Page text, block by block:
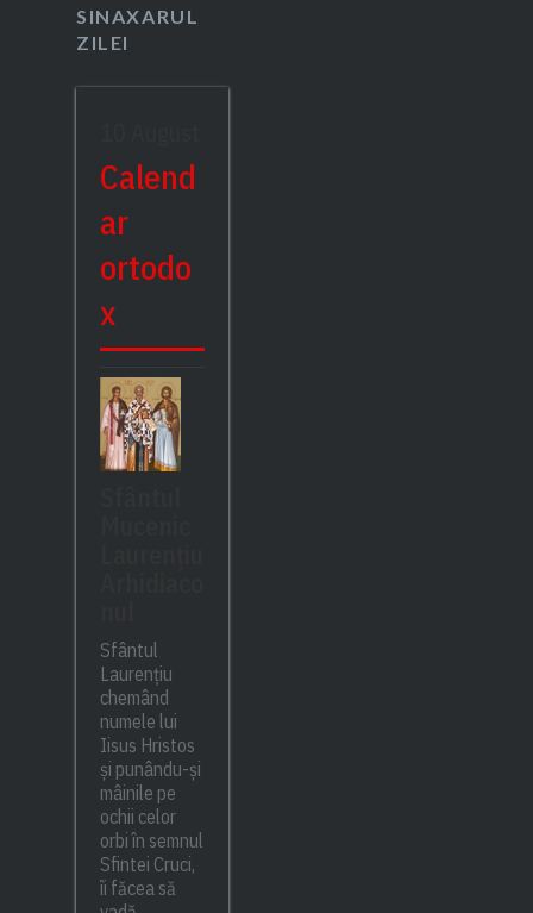
SINAXARUL
ZILEI
Calend
ar
ortodo
x
Sfântul
Laurențiu
chemând
numele lui
Iisus Hristos
și punându-și
mâinile pe
ochii celor
orbi în semnul
Sfintei Cruci,
îi făcea să